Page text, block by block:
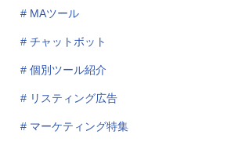
# MAツール
# チャットボット
# 個別ツール紹介
# リスティング広告
# マーケティング特集